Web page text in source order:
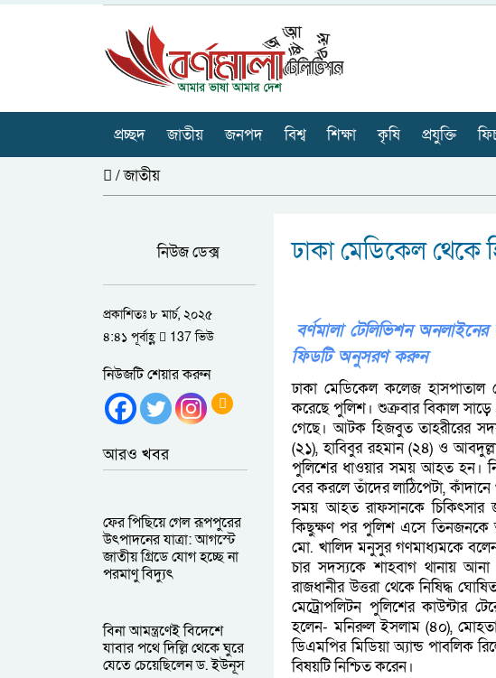
প্রচ্ছদ জাতীয় জনপদ বিশ্ব শিক্ষা কৃষি প্রযুক্তি
/জাতীয়
নিউজ ডেক্স
প্রকাশিতঃ ৮ মার্চ, ২০২৫
৪:৪১ পূর্বাহ্ণ
137 ভিউ
নিউজটি শেয়ার করুন
আরও খবর
ফের পিছিয়ে গেল রূপপুরের
উৎপাদনের যাত্রা: আগস্টে
জাতীয় গ্রিডে যোগ হচ্ছে না
পরমাণু বিদ্যুৎ
বিনা আমন্ত্রণেই বিদেশে
যাবার পথে দিল্লি থেকে ঘুরে
যেতে চেয়েছিলেন ড. ইউনূস
ঢাকা মেডিকেল
বর্ণমালা টেলিভিশন
ফিডটি অনুসরণ করুন
ঢাকা মেডিকেল কলেজ হাসপাতাল
করেছে পুলিশ। শুক্রবার বিকাল
গেছে। আটক হিজবুত তাহরীরের
(২১), হাবিবুর রহমান (২৪) ও
পুলিশের ধাওয়ার সময় আহত হন।
বের করলে তাঁদের লাঠিপেটা,
সময় আহত রাফসানকে চিকিৎসার
কিছুক্ষণ পর পুলিশ এসে তিনজনকে
মো. খালিদ মনুসুর গণমাধ্যমকে
চার সদস্যকে শাহবাগ থানায়
রাজধানীর উত্তরা থেকে নিষিদ্ধ
মেট্রোপলিটন পুলিশের কাউন্টার
হলেন- মনিরুল ইসলাম (৪০),
ডিএমপির মিডিয়া অ্যান্ড পাবলিক
বিষয়টি নিশ্চিত করেন।